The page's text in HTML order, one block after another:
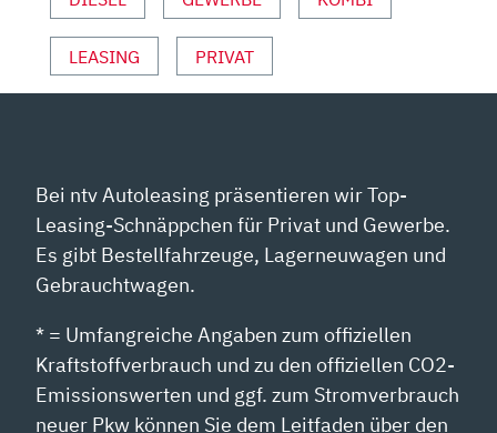
YOUTUBE
ANZEIGEN
LEASING PRIVAT
Bei ntv Autoleasing präsentieren wir Top-
Leasing-Schnäppchen für Privat und Gewerbe.
Es gibt Bestellfahrzeuge, Lagerneuwagen und
Gebrauchtwagen.
* = Umfangreiche Angaben zum offiziellen
Kraftstoffverbrauch und zu den offiziellen CO2-
Emissionswerten und ggf. zum Stromverbrauch
neuer Pkw können Sie dem Leitfaden über den